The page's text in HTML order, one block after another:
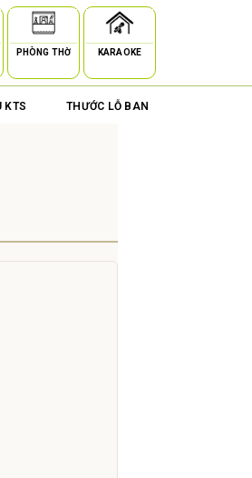
PHÒNG THỜ KARAOKE
KTS THƯỚC LỖ BAN